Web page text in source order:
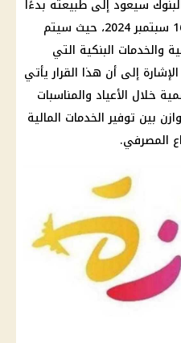
سيعود إلى طبيعته بدءًا
سبتمبر
2024، حيث سيتم
والخدمات البنكية التي
إلى أن هذا القراريأتي
خلال الأعياد والمناسبات
بين توفيرالخدمات المالية
المصرفي.